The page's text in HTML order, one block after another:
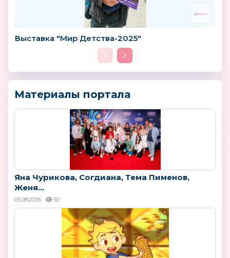
Выставка "Мир Детства-2025"
Материалы портала
Яна Чурикова, Согдиана, Тема Пименов,
Женя...
05.08.2026 92